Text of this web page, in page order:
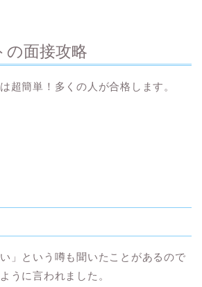
の面接攻略
超簡単！多くの人が合格します。
」という噂も聞いたことがあるので
うに言われました。